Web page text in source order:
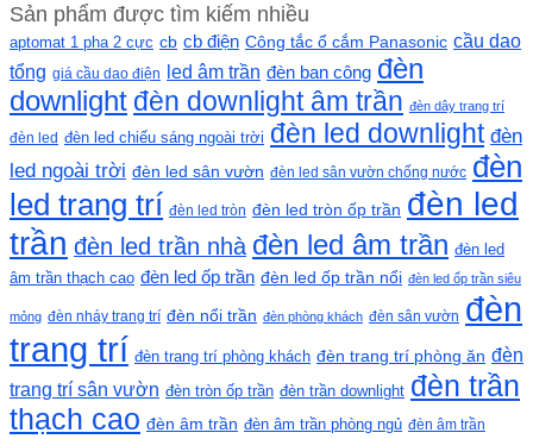
Sản phẩm được tìm kiếm nhiều
aptomat 1 pha 2 cực cb cb điện Công tắc ổ cắm Panasonic cầu dao
tổng giá cầu dao điện led âm trần đèn ban công đèn
downlight đèn downlight âm trần đèn dây trang trí
đèn led đèn led chiếu sáng ngoài trời đèn led downlight đèn
led ngoài trời đèn led sân vườn đèn led sân vườn chống nước đèn
led trang trí đèn led tròn đèn led tròn ốp trần đèn led
trần đèn led trần nhà đèn led âm trần đèn led
âm trần thạch cao đèn led ốp trần đèn led ốp trần nổi đèn led ốp trần siêu
mỏng đèn nháy trang trí đèn nổi trần đèn phòng khách đèn sân vườn đèn
trang trí đèn trang trí phòng khách đèn trang trí phòng ăn đèn
trang trí sân vườn đèn tròn ốp trần đèn trần downlight đèn trần
thạch cao đèn âm trần đèn âm trần phòng ngủ đèn âm trần